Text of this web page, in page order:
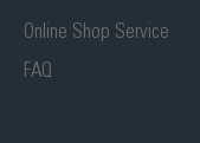
Online Shop Service
FAQ